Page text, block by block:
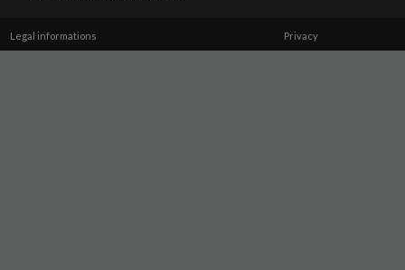
Legal informations Privacy